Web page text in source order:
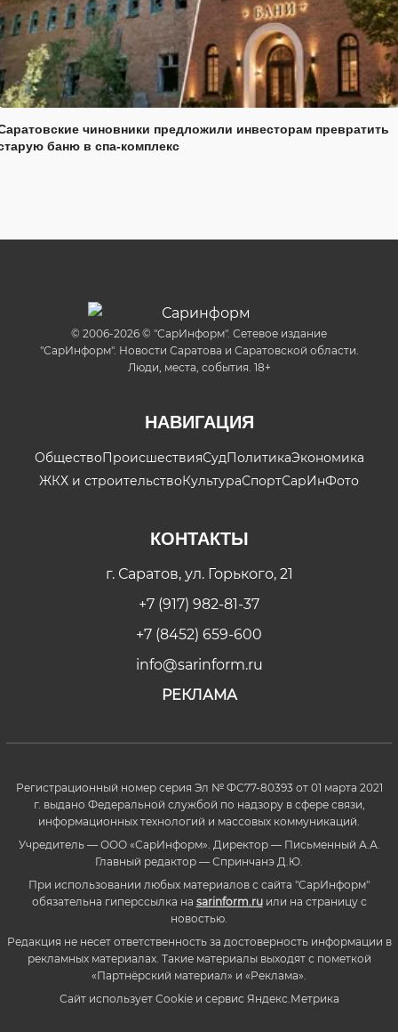
чиновники предложили инвесторам превратить
баню в спа-комплекс
© 2006-2026 © "СарИнформ". Сетевое издание
"СарИнформ". Новости Саратова и Саратовской области.
Люди, места, события. 18+
НАВИГАЦИЯ
ОбществоПроисшествияСудПолитикаЭкономика
ЖКХ и строительствоКультураСпортСарИнФото
КОНТАКТЫ
г. Саратов, ул. Горького, 21
+7 (917) 982-81-37
+7 (8452) 659-600
info@sarinform.ru
РЕКЛАМА
Регистрационный номер серия Эл № ФС77-80393 от 01 марта 2021
г. выдано Федеральной службой по надзору в сфере связи,
информационных технологий и массовых коммуникаций.
Учредитель — ООО «СарИнформ». Директор — Письменный А.А.
Главный редактор — Спринчанэ Д.Ю.
При использовании любых материалов с сайта "СарИнформ"
обязательна гиперссылка на sarinform.ruили на страницу с
новостью.
Редакция не несет ответственность за достоверность информации в
рекламных материалах. Такие материалы выходят с пометкой
«Партнёрский материал» и «Реклама».
Сайт использует Cookie и сервиc Яндекс.Метрика